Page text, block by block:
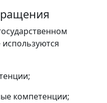
компетенции;